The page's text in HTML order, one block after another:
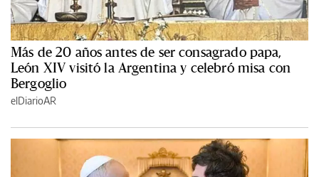
Más de 20 años antes de ser consagrado papa,
León XIV visitó la Argentina y celebró misa con
Bergoglio
elDiarioAR